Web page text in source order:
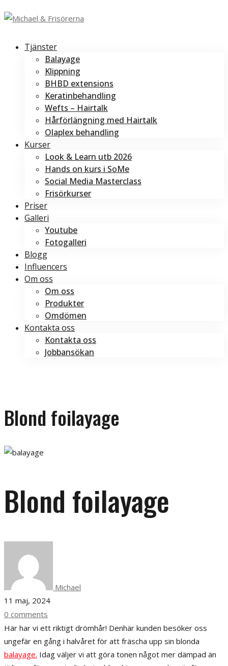
Tjänster
Balayage
Klippning
BHBD extensions
Keratinbehandling
Wefts – Hairtalk
Hårförlängning med Hairtalk
Olaplex behandling
Kurser
Look & Learn utb 2026
Hands on kurs i SoMe
Social Media Masterclass
Frisörkurser
Priser
Galleri
Youtube
Fotogalleri
Blogg
Influencers
Om oss
Om oss
Produkter
Omdömen
Kontakta oss
Kontakta oss
Jobbansökan
Blond foilayage
Blond foilayage
Michael
11 maj, 2024
0 comments
Här har vi ett riktigt drömhår! Denhär kunden besöker oss
ungefär en gång i halvåret för att fräscha upp sin blonda
balayage. Idag väljer vi att göra tonen något mer dämpad än